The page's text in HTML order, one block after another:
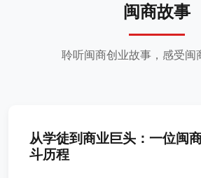
闽商故事
聆听闽商创业故事，感受闽
从学徒到商业巨头：一位闽
斗历程